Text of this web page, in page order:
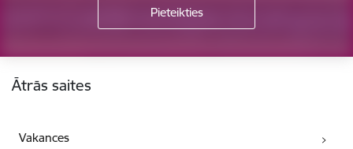
Ātrās saites
Vakances